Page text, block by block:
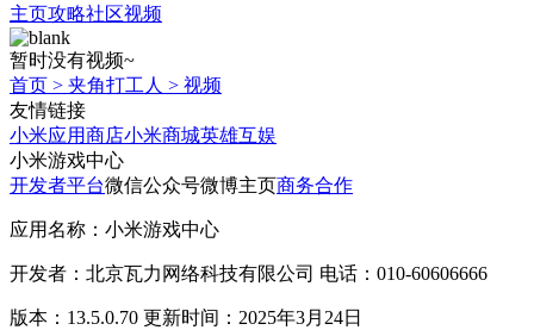
主页攻略社区视频
暂时没有视频~
首页 > 夹角打工人 > 视频
友情链接
小米应用商店小米商城英雄互娱
小米游戏中心
开发者平台微信公众号微博主页商务合作
应用名称：小米游戏中心
开发者：北京瓦力网络科技有限公司 电话：010-60606666
版本：13.5.0.70 更新时间：2025年3月24日